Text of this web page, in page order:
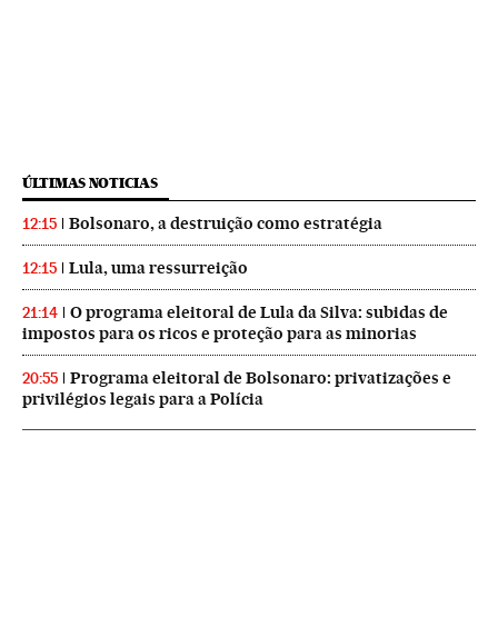
ÚLTIMAS NOTICIAS
12:15 Bolsonaro, a destruição como estratégia
12:15 Lula, uma ressurreição
21:14
O programa eleitoral de Lula da Silva: subidas de
impostos para os ricos e proteção para as minorias
20:55
Programa eleitoral de Bolsonaro: privatizações e
privilégios legais para a Polícia